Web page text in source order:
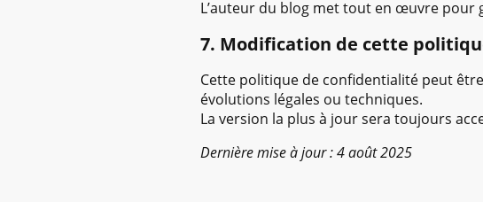
L’auteur du blog met tout en œuvre pour
7. Modification de cette
Cette politique de confidentialité peut
évolutions légales ou techniques.
La version la plus à jour sera toujours
Dernière mise à jour : 4 août 2025